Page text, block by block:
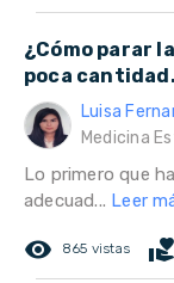
¿Cómo parar
poca cantidad.
Luisa
Medicina
Lo primero que
adecuad... Leer
remove_red_eye 865 vistas volunteer_activism